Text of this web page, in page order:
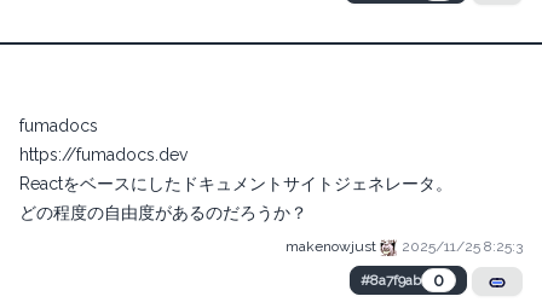
fumadocs
https://fumadocs.dev
Reactをベースにしたドキュメントサイトジェネレータ。
どの程度の自由度があるのだろうか？
makenowjust
2025/11/25 8:25:3
#8a7f9ab
0